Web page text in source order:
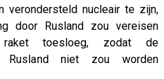
verondersteld nucleair te zijn,
door Rusland zou vereisen
toesloeg, zodat de
Rusland niet zou worden